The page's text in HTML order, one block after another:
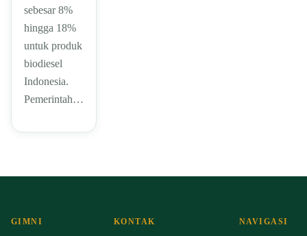
sebesar 8%
hingga 18%
untuk produk
biodiesel
Indonesia.
Pemerintah…
GIMNI KONTAK NAVIGASI